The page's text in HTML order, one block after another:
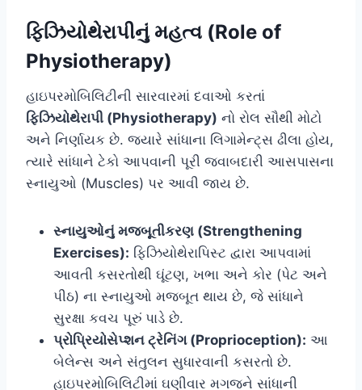
ફિઝિયોથેરાપીનું મહત્વ (Role of
Physiotherapy)
હાઇપરમોબિલિટીની સારવારમાં દવાઓ કરતાં
ફિઝિયોથેરાપી (Physiotherapy) નો રોલ સૌથી મોટો
અને નિર્ણાયક છે. જ્યારે સાંધાના લિગામેન્ટ્સ ઢીલા હોય,
ત્યારે સાંધાને ટેકો આપવાની પૂરી જવાબદારી આસપાસના
સ્નાયુઓ (Muscles) પર આવી જાય છે.
સ્નાયુઓનું મજબૂતીકરણ (Strengthening
Exercises): ફિઝિયોથેરાપિસ્ટ દ્વારા આપવામાં
આવતી કસરતોથી ઘૂંટણ, ખભા અને કોર (પેટ અને
પીઠ) ના સ્નાયુઓ મજબૂત થાય છે, જે સાંધાને
સુરક્ષા કવચ પૂરું પાડે છે.
પ્રોપ્રિયોસેપ્શન ટ્રેનિંગ (Proprioception): આ
બેલેન્સ અને સંતુલન સુધારવાની કસરતો છે.
હાઇપરમોબિલિટીમાં ઘણીવાર મગજને સાંધાની